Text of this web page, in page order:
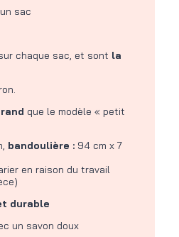
sac
chaque sac, et sont la
que le modèle « petit
bandoulière : 94 cm x 7
en raison du travail
durable
un savon doux